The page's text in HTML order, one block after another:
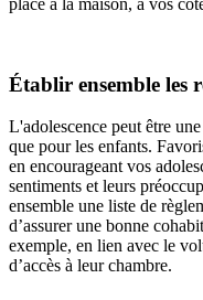
Établir ensemble les
L'adolescence peut être
que pour les enfants.
en encourageant vos
sentiments et leurs
ensemble une liste de
d’assurer une bonne
exemple, en lien avec le
d’accès à leur chambre.